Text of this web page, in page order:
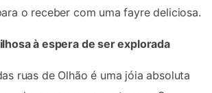
o receber com uma fayre deliciosa.
à espera de ser explorada
ruas de Olhão é uma jóia absoluta